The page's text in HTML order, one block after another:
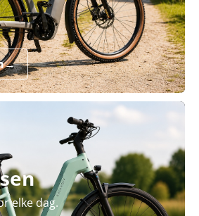
→
elke dag.